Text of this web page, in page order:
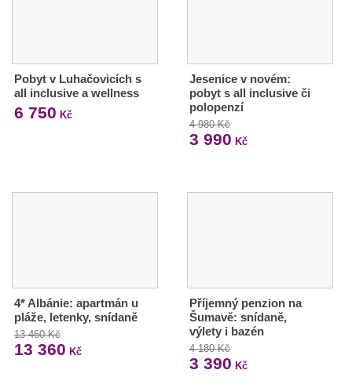
Pobyt v Luhačovicích s
all inclusive a wellness
6 750 Kč
Jesenice v novém:
pobyt s all inclusive či
polopenzí
4 980 Kč
3 990 Kč
4* Albánie: apartmán u
pláže, letenky, snídaně
13 460 Kč
13 360 Kč
Příjemný penzion na
Šumavě: snídaně,
výlety i bazén
4 180 Kč
3 390 Kč